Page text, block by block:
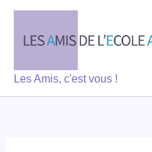
contenu
Les Amis, c'est vous !